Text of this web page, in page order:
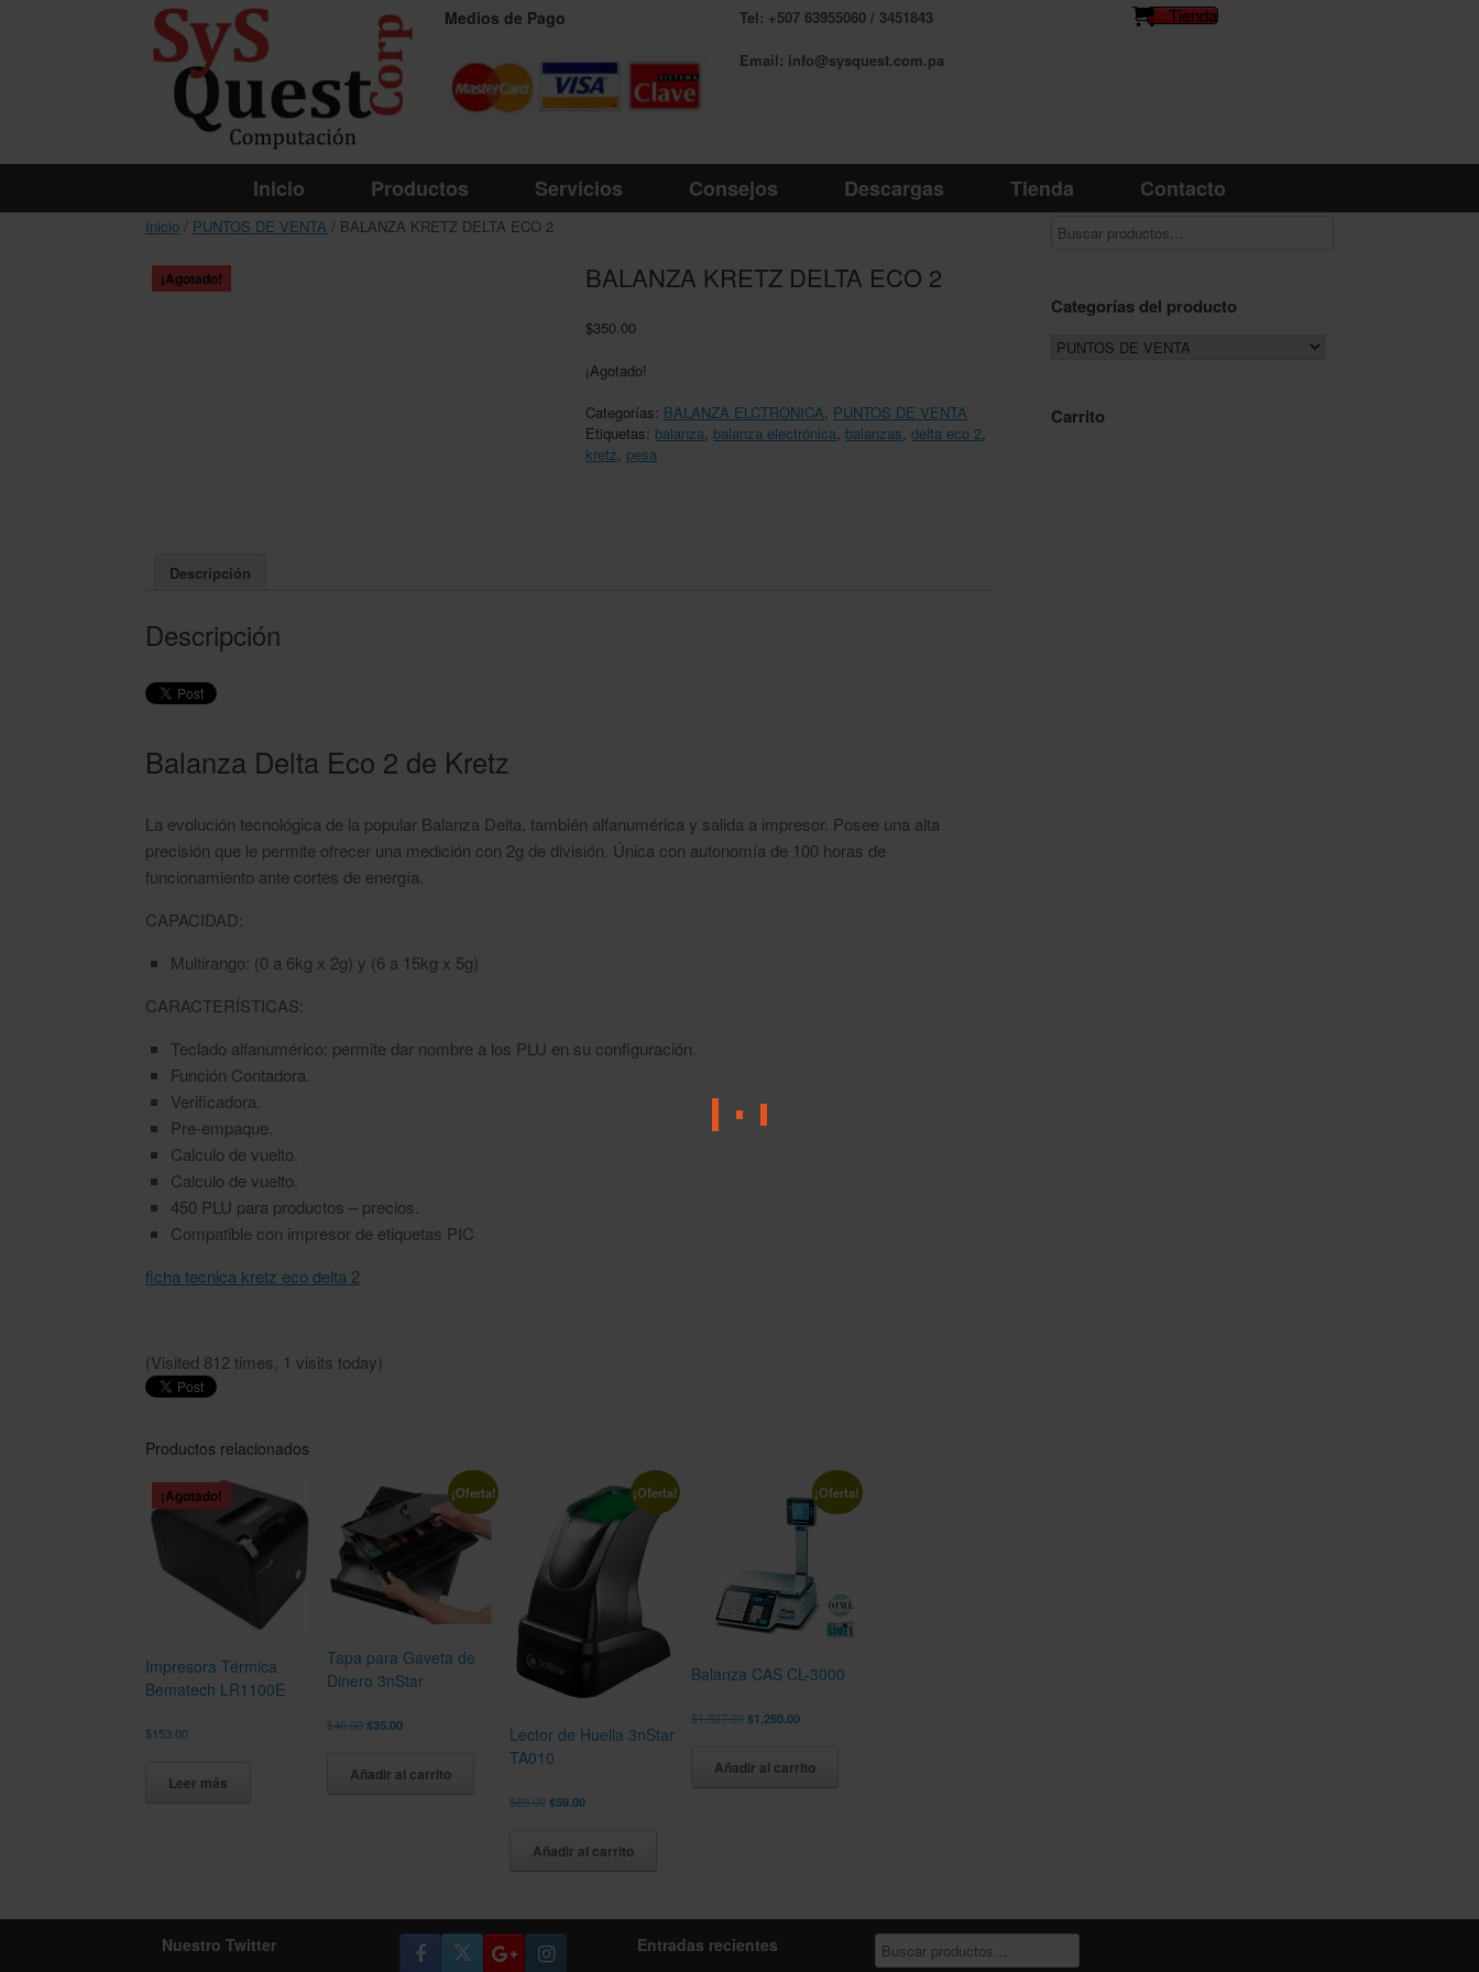
Medios de Pago Tel: +507 63955060 / 3451843
Email: info@sysquest.com.pa
Tienda
Inicio Productos Servicios Consejos Descargas Tienda Contacto
Inicio / PUNTOS DE VENTA / BALANZA KRETZ DELTA ECO 2
¡Agotado! BALANZA KRETZ DELTA ECO 2
$350.00
¡Agotado!
Categorías: BALANZA ELCTRONICA, PUNTOS DE VENTA
Etiquetas: balanza, balanza electrónica, balanzas,delta eco 2,
kretz, pesa
Descripción
Descripción
Balanza Delta Eco 2 de Kretz
La evolución tecnológica de la popular Balanza Delta, también alfanumérica y salida a impresor. Posee una alta
precisión que le permite ofrecer una medición con 2g de división. Única con autonomía de 100 horas de
funcionamiento ante cortes de energía.
CAPACIDAD:
Multirango: (0 a 6kg x 2g) y (6 a 15kg x 5g)
CARACTERÍSTICAS:
Teclado alfanumérico: permite dar nombre a los PLU en su configuración.
Función Contadora.
Verificadora.
Pre-empaque.
Calculo de vuelto.
Calculo de vuelto.
450 PLU para productos – precios.
Compatible con impresor de etiquetas PIC
ficha tecnica kretz eco delta 2
(Visited 812 times, 1 visits today)
Productos relacionados
¡Agotado!
Impresora Térmica
Bematech LR1100E
$153.00
Leer más
¡Oferta!
Tapa para Gaveta de
Dinero 3nStar
$40.00El
era:
$35.00El
es:
Añadir al carrito
¡Oferta!
Lector de Huella 3nStar
TA010
$69.00 El
era:
$59.00El
es:
Añadir al carrito
¡Oferta!
Balanza CAS CL-3000
$1,337.00El
era:
$1,250.00El
es:
Añadir al carrito
Categorías del producto
Carrito
Nuestro Twitter Entradas recientes